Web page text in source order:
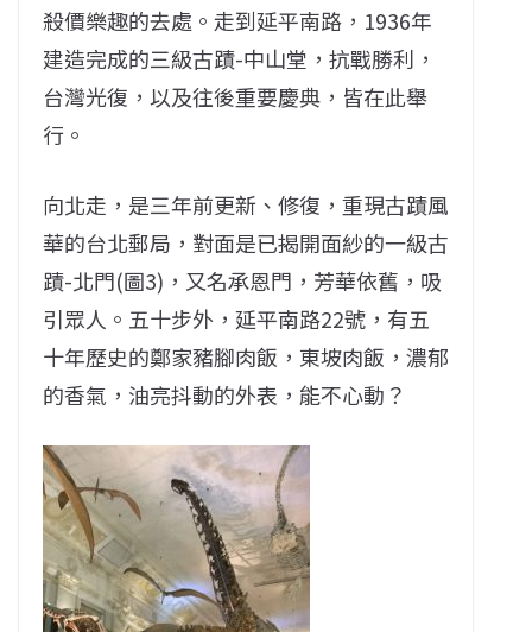
殺價樂趣的去處。走到延平南路，1936年
建造完成的三級古蹟-中山堂，抗戰勝利，
台灣光復，以及往後重要慶典，皆在此舉
行。
向北走，是三年前更新、修復，重現古蹟風
華的台北郵局，對面是已揭開面紗的一級古
蹟-北門(圖3)，又名承恩門，芳華依舊，吸
引眾人。五十步外，延平南路22號，有五
十年歷史的鄭家豬腳肉飯，東坡肉飯，濃郁
的香氣，油亮抖動的外表，能不心動？